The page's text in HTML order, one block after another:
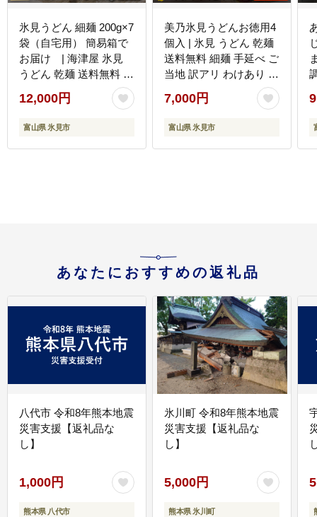
氷見うどん 細麺 200g×7
袋（自宅用） 簡易箱で
お届け | 海津屋 氷見
うどん 乾麺 送料無料 細
麺 手延べ ご当地 常温保
存 無添加 高級うどん 家
庭用 常備 麺 常温
12,000円
富山県 氷見市
美乃氷見うどんお徳用4
個入 | 氷見 うどん 乾麺
送料無料 細麺 手延べ ご
当地 訳アリ わけあり 切
れ端 お得
7,000円
富山県 氷見市
あなたにおすすめの返礼品
八代市 令和8年熊本地震
災害支援【返礼品な
し】
1,000円
熊本県 八代市
氷川町 令和8年熊本地震
災害支援【返礼品な
し】
5,000円
熊本県 氷川町